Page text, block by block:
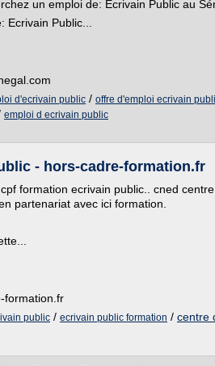
un emploi de: Ecrivain Public au
Public...
d'ecrivain public / offre d'emploi ecrivain
emploi d ecrivain public
- hors-cadre-formation.fr
formation ecrivain public.. cned
partenariat avec ici formation.
formation.fr
public / ecrivain public formation / centre